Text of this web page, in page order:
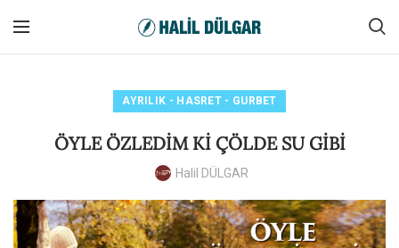
AYRILIK - HASRET - GURBET
ÖYLE ÖZLEDİM Kİ ÇÖLDE SU GİBİ
Halil DÜLGAR